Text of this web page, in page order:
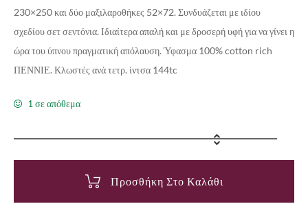
230×250 και δύο μαξιλαροθήκες 52×72. Συνδυάζεται με ιδίου
σχεδίου σετ σεντόνια. Ιδιαίτερα απαλή και με δροσερή υφή για να γίνει η
ώρα του ύπνου πραγματική απόλαυση. Ύφασμα 100% cotton rich
ΠΕΝΝΙΕ. Κλωστές ανά τετρ. ίντσα 144tc
1 σε απόθεμα
Προσθήκη Στο Καλάθι